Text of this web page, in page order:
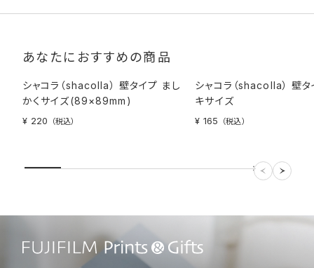
あなたにおすすめの商品
シャコラ（shacolla） 壁タイプ まし
かくサイズ(89×89mm)
¥ 220 （税込）
シャコラ（shacolla） 壁タ
キサイズ
¥ 165 （税込）